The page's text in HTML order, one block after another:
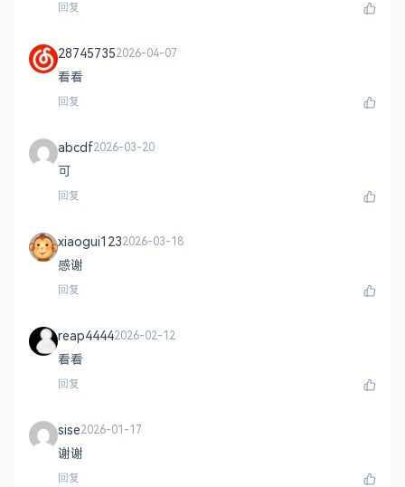
回复
287457352026-04-07
看看
回复
abcdf2026-03-20
可
回复
xiaogui1232026-03-18
感谢
回复
reap44442026-02-12
看看
回复
sise2026-01-17
谢谢
回复